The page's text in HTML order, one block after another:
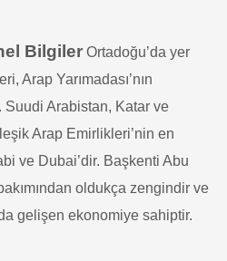
Bilgiler Ortadoğu’da yer
Arap Yarımadası’nın
Arabistan, Katar ve
Arap Emirlikleri’nin en
ve Dubai’dir. Başkenti Abu
oldukça zengindir ve
gelişen ekonomiye sahiptir.